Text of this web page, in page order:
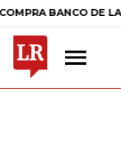
DE LA